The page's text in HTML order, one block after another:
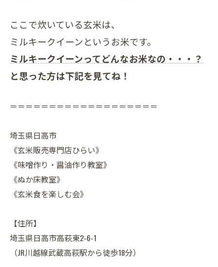
ここで炊いている玄米は、
ミルキークイーンというお米です。
ミルキークイーンってどんなお米なの・・・？
と思った方は下記を見てね！
＝＝＝＝＝＝＝＝＝＝＝＝＝＝＝＝＝＝＝
埼玉県日高市
《玄米販売専門店ひらい》
《味噌作り・醤油作り教室》
《ぬか床教室》
《玄米食を楽しむ会》
【住所】
埼玉県日高市高萩東2-6-1
（JR川越線武蔵高萩駅から徒歩18分）